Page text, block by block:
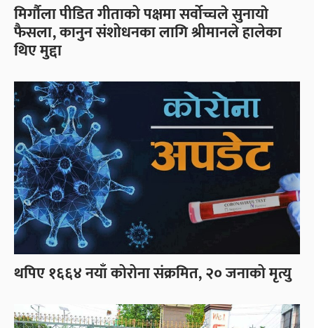
मिर्गौला पीडित गीताको पक्षमा सर्वोच्चले सुनायाे
फैसला, कानुन संशोधनका लागि श्रीमानले हालेका
थिए मुद्दा
थपिए १६६४ नयाँ कोरोना संक्रमित, २० जनाको मृत्यु